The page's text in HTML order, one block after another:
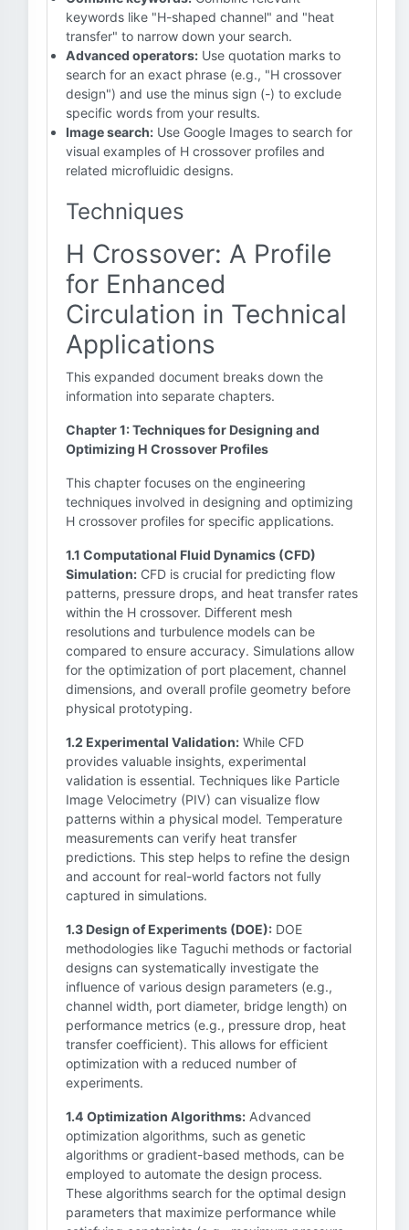
keywords like "H-shaped channel" and "heat
transfer" to narrow down your search.
Advanced operators: Use quotation marks to
search for an exact phrase (e.g., "H crossover
design") and use the minus sign (-) to exclude
specific words from your results.
Image search: Use Google Images to search for
visual examples of H crossover profiles and
related microfluidic designs.
Techniques
H Crossover: A Profile
for Enhanced
Circulation in Technical
Applications
This expanded document breaks down the
information into separate chapters.
Chapter 1: Techniques for Designing and
Optimizing H Crossover Profiles
This chapter focuses on the engineering
techniques involved in designing and optimizing
H crossover profiles for specific applications.
1.1 Computational Fluid Dynamics (CFD)
Simulation: CFD is crucial for predicting flow
patterns, pressure drops, and heat transfer rates
within the H crossover. Different mesh
resolutions and turbulence models can be
compared to ensure accuracy. Simulations allow
for the optimization of port placement, channel
dimensions, and overall profile geometry before
physical prototyping.
1.2 Experimental Validation: While CFD
provides valuable insights, experimental
validation is essential. Techniques like Particle
Image Velocimetry (PIV) can visualize flow
patterns within a physical model. Temperature
measurements can verify heat transfer
predictions. This step helps to refine the design
and account for real-world factors not fully
captured in simulations.
1.3 Design of Experiments (DOE): DOE
methodologies like Taguchi methods or factorial
designs can systematically investigate the
influence of various design parameters (e.g.,
channel width, port diameter, bridge length) on
performance metrics (e.g., pressure drop, heat
transfer coefficient). This allows for efficient
optimization with a reduced number of
experiments.
1.4 Optimization Algorithms: Advanced
optimization algorithms, such as genetic
algorithms or gradient-based methods, can be
employed to automate the design process.
These algorithms search for the optimal design
parameters that maximize performance while